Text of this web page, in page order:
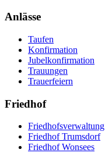
Anlässe
Taufen
Konfirmation
Jubelkonfirmation
Trauungen
Trauerfeiern
Friedhof
Friedhofsverwaltung
Friedhof Trumsdorf
Friedhof Wonsees